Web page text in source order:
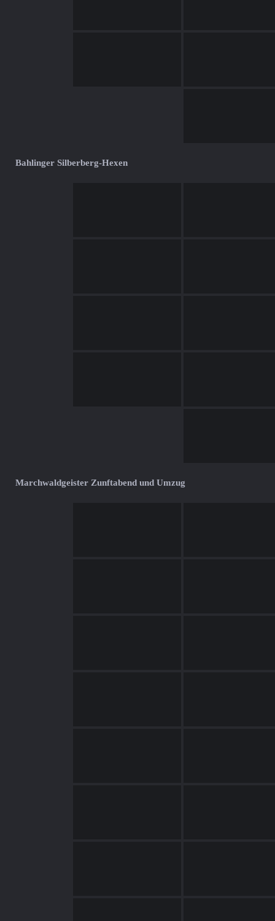
Bahlinger Silberberg-Hexen
Marchwaldgeister Zunftabend und Umzug